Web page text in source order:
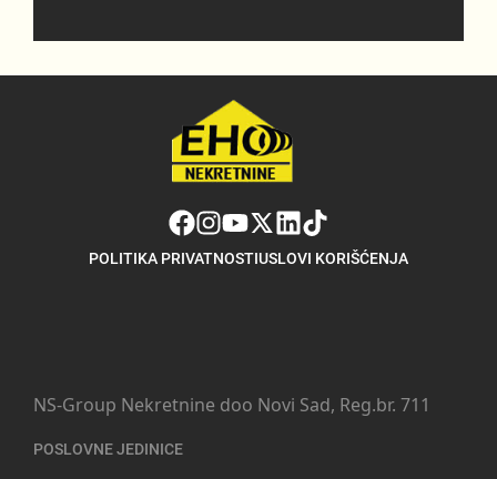
POLITIKA PRIVATNOSTIUSLOVI KORIŠĆENJA
NS-Group Nekretnine doo Novi Sad, Reg.br. 711
POSLOVNE JEDINICE